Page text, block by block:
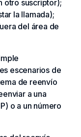
otro suscriptor);
la llamada);
del área de
escenarios de
de reenvío
a una
o a un número